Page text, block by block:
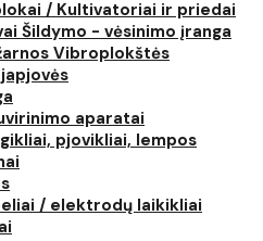
/ Kultivatoriai ir priedai
Šildymo - vėsinimo įranga
Vibroplokštės
aparatai
pjovikliai, lempos
/ elektrodų laikikliai